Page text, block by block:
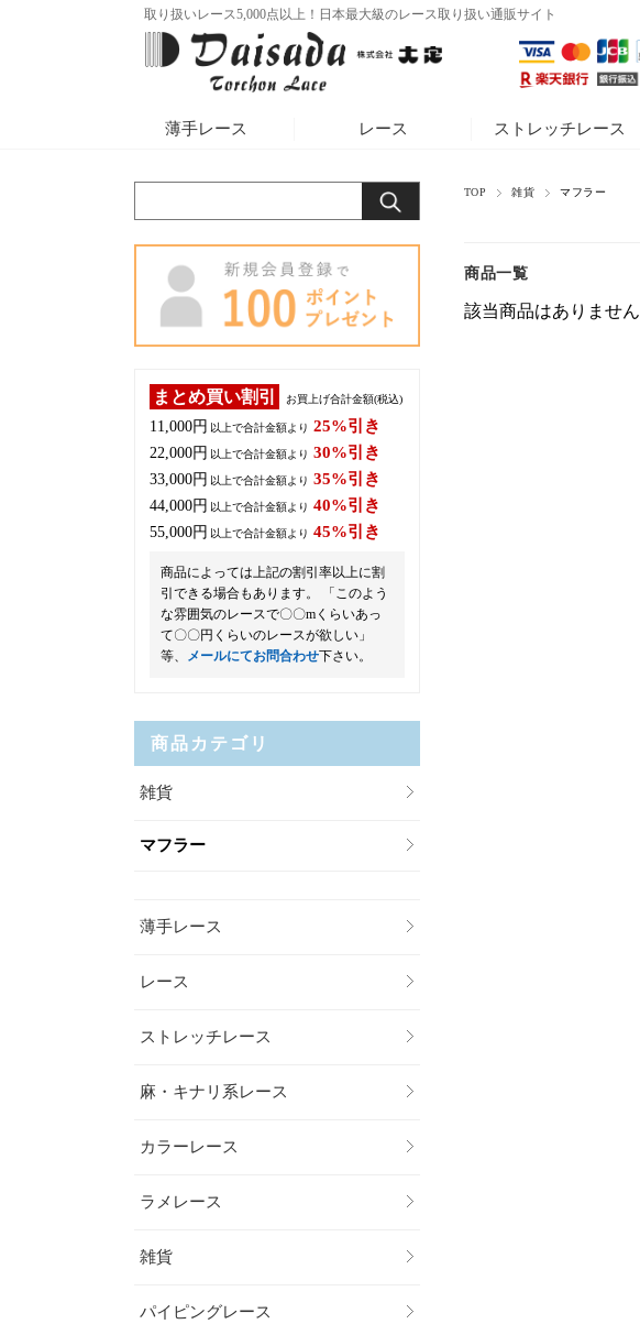
取り扱いレース5,000点以上！日本最大級のレース取り扱い通販サイト
薄手レース レース ストレッチレース
TOP 雑貨 マフラー
商品一覧
該当商品はありません
まとめ買い割引 お買上げ合計金額(税込)
11,000円 以上で合計金額より 25%引き
22,000円 以上で合計金額より 30%引き
33,000円 以上で合計金額より 35%引き
44,000円 以上で合計金額より 40%引き
55,000円 以上で合計金額より 45%引き
商品によっては上記の割引率以上に割
引できる場合もあります。 「このよう
な雰囲気のレースで〇〇mくらいあっ
て〇〇円くらいのレースが欲しい」
等、 メールにてお問合わせ下さい。
商品カテゴリ
雑貨
マフラー
薄手レース
レース
ストレッチレース
麻・キナリ系レース
カラーレース
ラメレース
雑貨
パイピングレース